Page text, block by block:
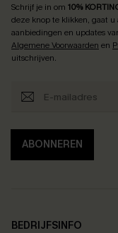
Schrijf je in om 10%
deze knop te klikken, gaat
aanbiedingen en updates
Algemene Voorwaarden en
uitschrijven.
ABONNEREN
BEDRIJFSINFO